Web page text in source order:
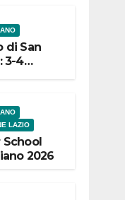
di San
3-4
“Storie
e in
LAZIO
School
2026